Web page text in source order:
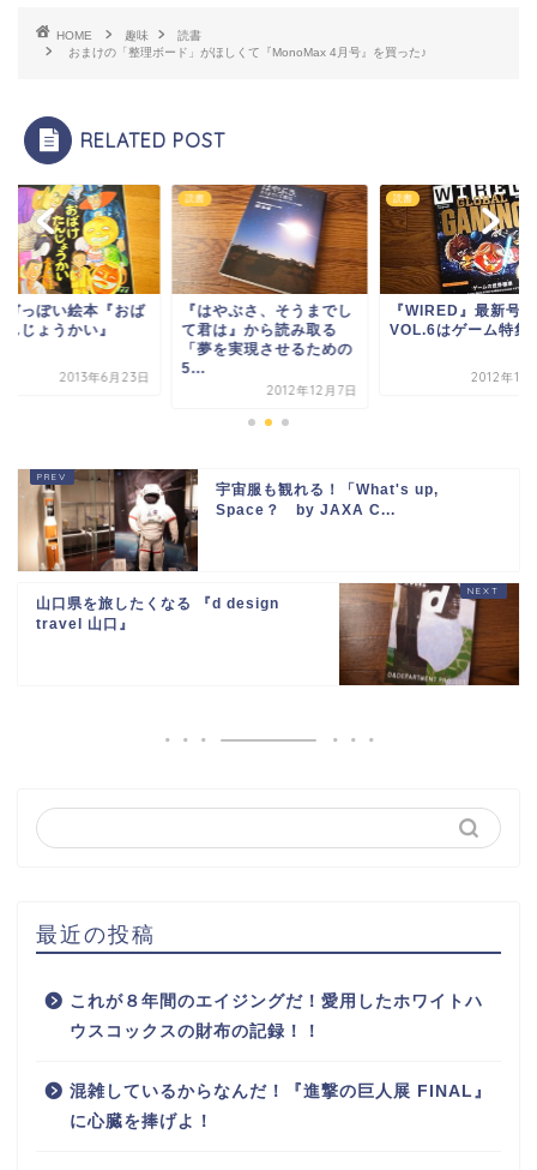
HOME 趣味
読書
おまけの「整理ボード」がほしくて『MonoMax 4月号』を買った♪
RELATED POST
ガっぽい絵本『おば
んじょうかい』
2013年6月23日
読書
『はやぶさ、そうまでし
て君は』から読み取る
「夢を実現させるための
5...
2012年12月7日
読書
『WIRED』最新号
VOL.6はゲーム特集♪
2012年11
宇宙服も観れる！「What's up,
Space？ by JAXA C...
山口県を旅したくなる 『d design
travel 山口』
最近の投稿
これが８年間のエイジングだ！愛用したホワイトハ
ウスコックスの財布の記録！！
混雑しているからなんだ！『進撃の巨人展 FINAL』
に心臓を捧げよ！